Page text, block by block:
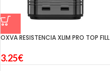
OXVA RESISTENCIA XLIM PRO TOP FILL
3.25€